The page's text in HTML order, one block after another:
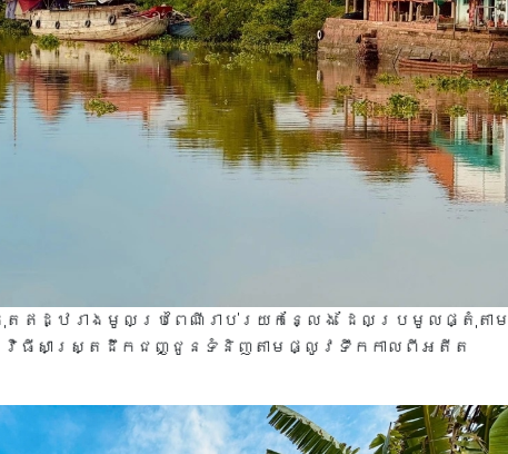
ដុតឥដ្ឋរាងមូលប្រពៃណីរាប់រយកន្លែង ដែលប្រមូលផ្តុំតាម
ប់នឹងវិធីសាស្រ្តដឹកជញ្ជូនទំនិញតាមផ្លូវទឹកកាលពីអតីត